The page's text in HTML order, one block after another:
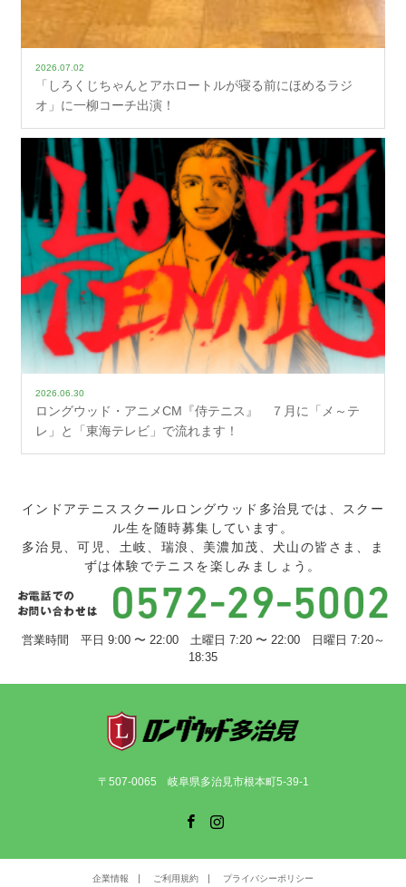
2026.07.02
「しろくじちゃんとアホロートルが寝る前にほめるラジ
オ」に一柳コーチ出演！
2026.06.30
ロングウッド・アニメCM『侍テニス』 ７月に「メ～テ
レ」と「東海テレビ」で流れます！
インドアテニススクールロングウッド多治見では、スクー
ル生を随時募集しています。
多治見、可児、土岐、瑞浪、美濃加茂、犬山の皆さま、ま
ずは体験でテニスを楽しみましょう。
営業時間 平日 9:00 〜 22:00 土曜日 7:20 〜 22:00 日曜日 7:20～
18:35
〒507-0065 岐阜県多治見市根本町5-39-1
企業情報 ご利用規約 プライバシーポリシー